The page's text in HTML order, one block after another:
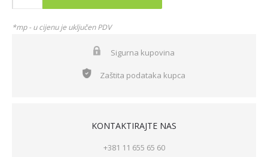
*mp - u cijenu je uključen PDV
Sigurna kupovina
Zaštita podataka kupca
KONTAKTIRAJTE NAS
+381 11 655 65 60